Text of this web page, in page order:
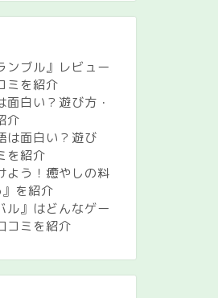
ンブル』レビュー
ミを紹介
白い？遊び方・
介
は面白い？遊び
を紹介
よう！癒やしの料
を紹介
ル』はどんなゲー
コミを紹介